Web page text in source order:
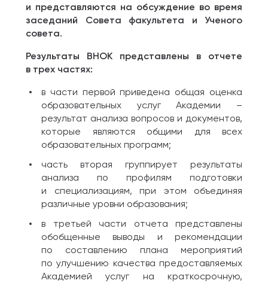
и представляются на обсуждение во время
заседаний Совета факультета и Ученого
совета.
Результаты ВНОК представлены в отчете
в трех частях:
в части первой приведена общая оценка
образовательных услуг Академии –
результат анализа вопросов и документов,
которые являются общими для всех
образовательных программ;
часть вторая группирует результаты
анализа по профилям подготовки
и специализациям, при этом объединяя
различные уровни образования;
в третьей части отчета представлены
обобщенные выводы и рекомендации
по составлению плана мероприятий
по улучшению качества предоставляемых
Академией услуг на краткосрочную,